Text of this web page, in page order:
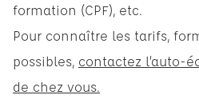
formation (CPF), etc.
Pour connaître les tarifs,
possibles, contactez l’auto-
de chez vous.